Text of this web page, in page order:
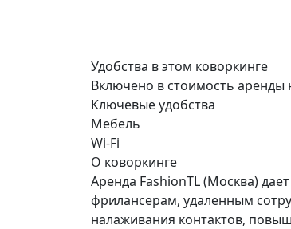
Удобства в этом коворкинге
Включено в стоимость аренды
Ключевые удобства
Мебель
Wi-Fi
О коворкинге
Аренда FashionTL (Москва)
фрилансерам, удаленным
налаживания контактов,